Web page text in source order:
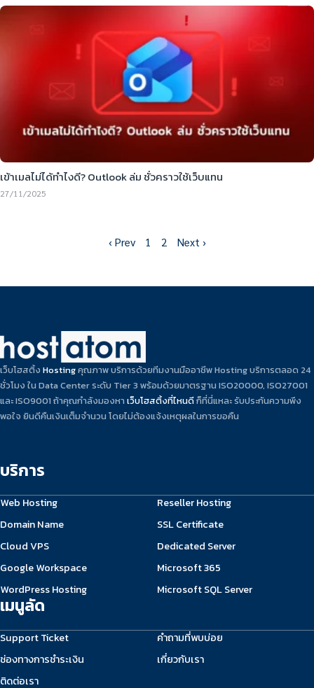
เข้าเมลไม่ได้ทำไงดี? Outlook ล่ม ชั่วคราวใช้เว็บแทน
27/11/2025
‹ Prev 1 2 Next ›
เว็บโฮสติ้ง Hostingคุณภาพ บริการด้วยทีมงานมืออาชีพ Hosting บริการตลอด 24
ชั่วโมง ใน Data Center ระดับ Tier 3 พร้อมด้วยมาตรฐาน ISO20000, ISO27001
และ ISO9001 ถ้าคุณกำลังมองหา เว็บโฮสติ้งที่ไหนดีก็ที่นี่แหละ รับประกันความพึง
พอใจ ยินดีคืนเงินเต็มจำนวน โดยไม่ต้องแจ้งเหตุผลในการขอคืน
บริการ
Web Hosting
Domain Name
Cloud VPS
Google Workspace
WordPress Hosting
Reseller Hosting
SSL Certificate
Dedicated Server
Microsoft 365
Microsoft SQL Server
เมนูลัด
Support Ticket
ช่องทางการชำระเงิน
ติดต่อเรา
คำถามที่พบบ่อย
เกี่ยวกับเรา